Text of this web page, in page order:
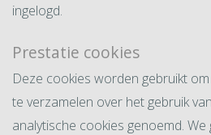
ingelogd.
Prestatie cookies
Deze cookies worden gebruikt
te verzamelen over het gebruik
analytische cookies genoemd. We